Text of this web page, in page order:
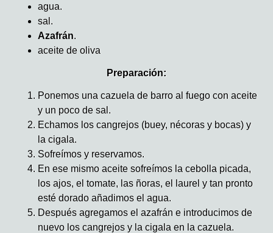
agua.
sal.
Azafrán.
aceite de oliva
Preparación:
Ponemos una cazuela de barro al fuego con aceite
y un poco de sal.
Echamos los cangrejos (buey, nécoras y bocas) y
la cigala.
Sofreímos y reservamos.
En ese mismo aceite sofreímos la cebolla picada,
los ajos, el tomate, las ñoras, el laurel y tan pronto
esté dorado añadimos el agua.
Después agregamos el azafrán e introducimos de
nuevo los cangrejos y la cigala en la cazuela.